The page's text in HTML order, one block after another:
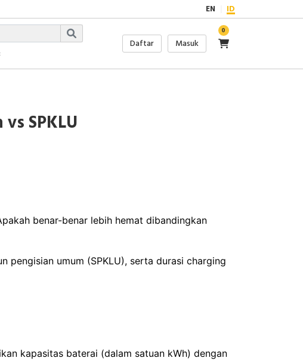
EN ID
Daftar Masuk
0
SPKLU
benar-benar lebih hemat dibandingkan
pengisian umum (SPKLU), serta durasi charging
kapasitas baterai (dalam satuan kWh) dengan